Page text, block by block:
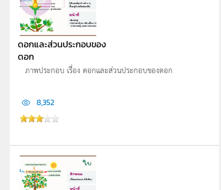
ดอกและส่วนประกอบของ
ดอก
ภาพประกอบ เรื่อง ดอกและส่วนประกอบของดอก
8,352